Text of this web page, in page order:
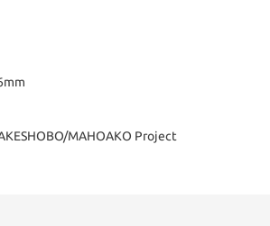
MAHOAKO Project